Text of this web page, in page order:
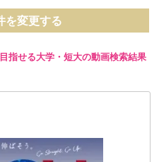
を変更する
指せる大学・短大の動画検索結果